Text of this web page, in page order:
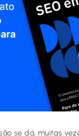
se dá, muitas